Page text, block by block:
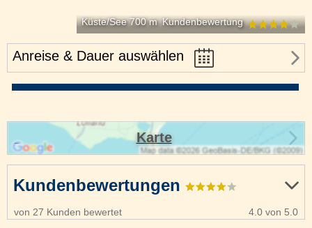
Küste/See 700 m Kundenbewertung
Anreise & Dauer auswählen
Kundenbewertungen
von 27 Kunden bewertet 4.0 von 5.0
Karte